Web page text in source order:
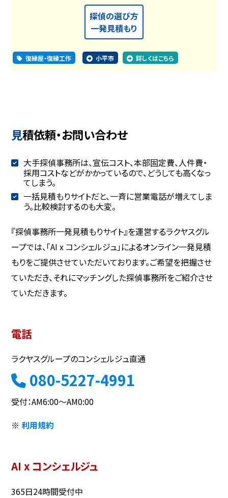
探偵の選び方
一発見積もり
復縁屋・復縁工作 小平市 詳しくはこちら
見積依頼・お問い合わせ
大手探偵事務所は、宣伝コスト、本部固定費、人件費・
採用コストなどがかかっているので、どうしても高くなっ
てしまう。
一括見積もりサイトだと、一斉に営業電話が増えてしま
う。比較検討するのも大変。
『探偵事務所一発見積もりサイト』を運営するラクヤスグル
ープでは、「AI x コンシェルジュ」によるオンライン一発見積
もりをご提供させていただいております。ご希望を把握させ
ていただき、それにマッチングした探偵事務所をご紹介させ
ていただきます。
電話
ラクヤスグループのコンシェルジュ直通
080-5227-4991
受付：AM6:00～AM0:00
※利用規約
AI x コンシェルジュ
365日24時間受付中